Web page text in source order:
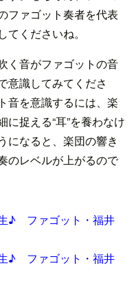
ファゴット奏者を代表
くださいね。
く音がファゴットの音
意識してみてくださ
音を意識するには、楽
捉える“耳”を養わなけ
になると、楽団の響き
のレベルが上がるので
♪ ファゴット・福井
♪ ファゴット・福井